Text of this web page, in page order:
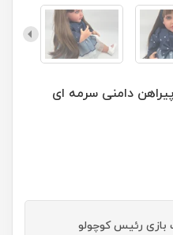
دامنی سرمه ای
بازی رئیس کوچولو